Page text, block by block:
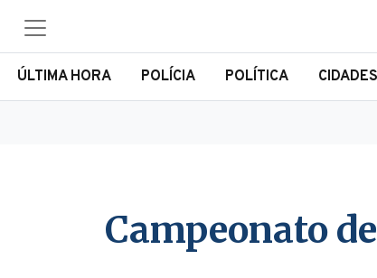
ÚLTIMA HORA POLÍCIA POLÍTICA CIDADES
Campeonato